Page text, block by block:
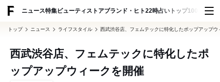
ニュース特集ビューティ ストアブランド・ヒト22時占い トップ100 スナッ
トップ ニュース ライフスタイル 西武渋谷店、フェムテックに特化したポップアップウ
西武渋谷店、フェムテックに特化したポ
ップアップウィークを開催